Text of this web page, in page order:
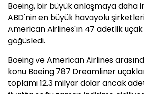
Boeing, bir büyük anlaşmaya daha
ABD'nin en büyük havayolu
American Airlines'ın 47 adetlik uçak
göğüsledi.
Boeing ve American Airlines
konu Boeing 787 Dreamliner
toplamı 12.3 milyar dolar ancak